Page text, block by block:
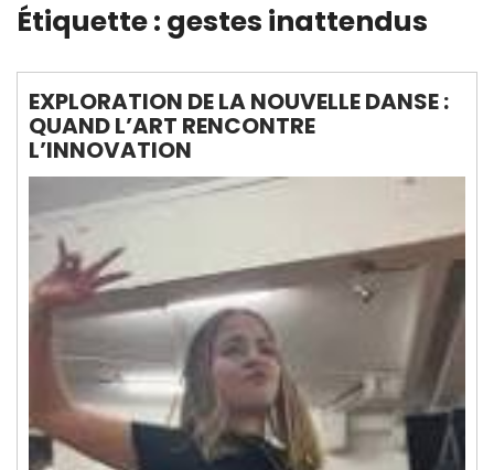
Étiquette : gestes inattendus
EXPLORATION DE LA NOUVELLE DANSE :
QUAND L’ART RENCONTRE
L’INNOVATION